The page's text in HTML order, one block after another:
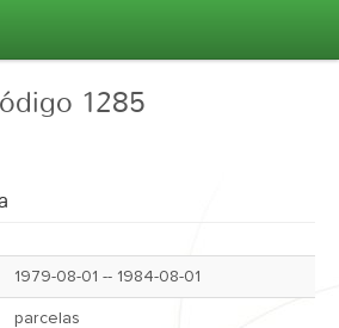
1285
1979-08-01 -- 1984-08-01
parcelas